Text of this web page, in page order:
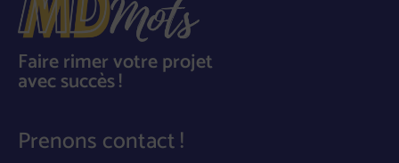
Faire rimer votre projet
avec succès !​
Prenons contact !